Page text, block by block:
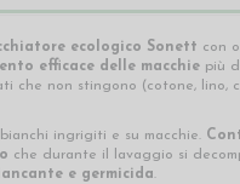
ecologico Sonett con
efficace delle macchie più
che non stingono (cotone, lino,
ingrigiti e su macchie.
che durante il lavaggio si
e germicida.